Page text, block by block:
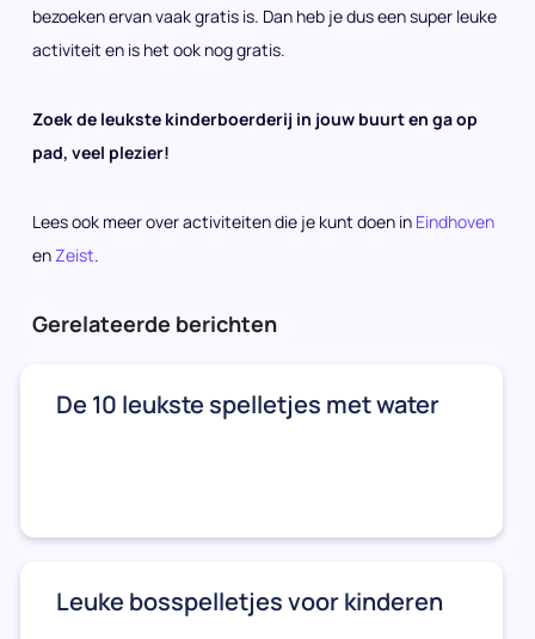
bezoeken ervan vaak gratis is. Dan heb je dus een super leuke
activiteit en is het ook nog gratis.
Zoek de leukste kinderboerderij in jouw buurt en ga op
pad, veel plezier!
Lees ook meer over activiteiten die je kunt doen in Eindhoven
enZeist.
Gerelateerde berichten
De 10 leukste spelletjes met water
Leuke bosspelletjes voor kinderen